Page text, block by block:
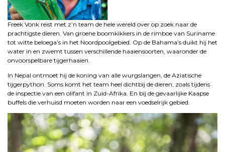
Freek Vonk reist met z’n team de hele wereld over op zoek naar de
prachtigste dieren. Van groene boomkikkers in de rimboe van Suriname
tot witte beloega’s in het Noordpoolgebied. Op de Bahama’s duikt hij het
water in en zwemt tussen verschillende haaiensoorten, waaronder de
onvoorspelbare tijgerhaaien.
In Nepal ontmoet hij de koning van alle wurgslangen, de Aziatische
tijgerpython. Soms komt het team heel dichtbij de dieren, zoals tijdens
de inspectie van een olifant in Zuid-Afrika. En bij de gevaarlijke Kaapse
buffels die verhuisd moeten worden naar een voedselrijk gebied.